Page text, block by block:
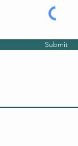
Submit